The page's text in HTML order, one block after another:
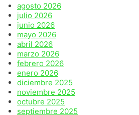
agosto 2026
julio 2026
junio 2026
mayo 2026
abril 2026
marzo 2026
febrero 2026
enero 2026
diciembre 2025
noviembre 2025
octubre 2025
septiembre 2025